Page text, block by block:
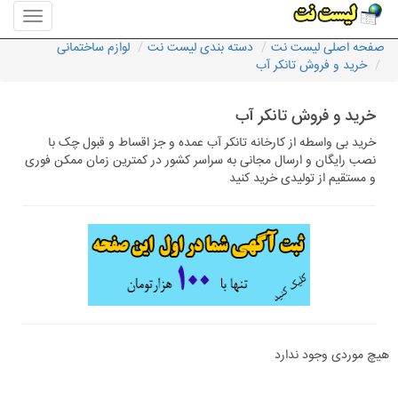
منوی
سایت
صفحه اصلی لیست نت دسته بندی لیست نت
لوازم ساختمانی
خرید و فروش تانکر آب
خرید و فروش تانکر آب
خرید بی واسطه از کارخانه تانکر آب عمده و جز اقساط و قبول چک با
نصب رایگان و ارسال مجانی به سراسر کشور در کمترین زمان ممکن فوری
و مستقیم از تولیدی خرید کنید
هیچ موردی وجود ندارد